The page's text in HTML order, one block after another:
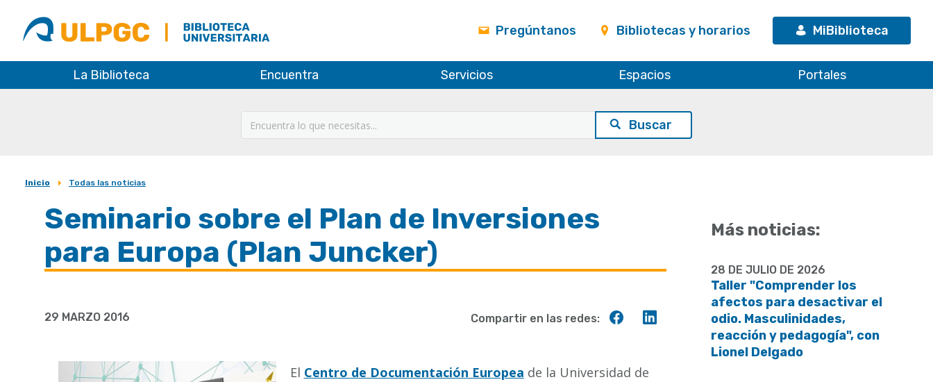
ULPGC
Biblioteca
ULPGC
Pregúntanos Bibliotecas y horarios MiBiblioteca
La Biblioteca Encuentra Servicios Espacios Portales
Sobrescribir
enlaces
ayuda
Inicio Todas las noticias
Seminario sobre el Plan de Inversiones
para Europa (Plan Juncker)
29 MARZO 2016
Compartir
Compartir
Compartir en las redes:
El Centro de Documentación Europea de la Universidad de
Más noticias:
28 DE JULIO DE 2026
Taller "Comprender los
afectos para desactivar el
odio. Masculinidades,
reacción y pedagogía", con
Lionel Delgado